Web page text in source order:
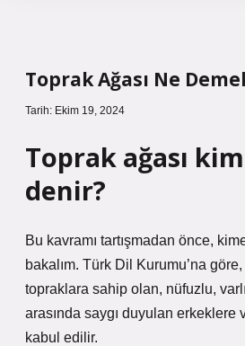
Toprak Ağası Ne
Tarih: Ekim 19, 2024
Toprak ağası
denir?
Bu kavramı tartışmadan önce,
bakalım. Türk Dil Kurumu’na
topraklara sahip olan, nüfuzlu,
arasında saygı duyulan erkeklere
kabul edilir.